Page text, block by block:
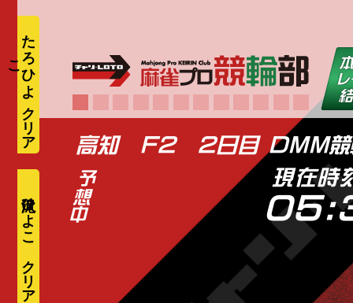
高知 F2 2日目 DMM競
現在時
滝沢ひよこ
た
ろ
ひ
よ
こ